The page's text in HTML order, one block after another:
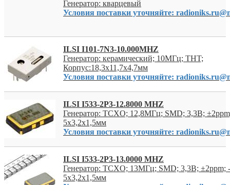
Генератор: кварцевый
Условия поставки уточняйте:
ILSI I101-7N3-10.000MHZ
Генератор: керамический; 10МГц; THT;
Корпус:18,3x11,7x4,7мм
Условия поставки уточняйте:
ILSI I533-2P3-12.8000 MHZ
Генератор: TCXO; 12,8МГц; SMD; 3,3В;
5x3,2x1,5мм
Условия поставки уточняйте:
ILSI I533-2P3-13.0000 MHZ
Генератор: TCXO; 13МГц; SMD; 3,3В; ±2ppm;
5x3,2x1,5мм